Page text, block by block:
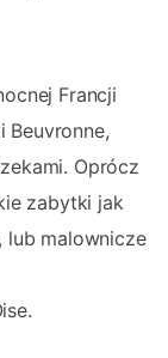
Francji
Oprócz
zabytki jak
lub malownicze